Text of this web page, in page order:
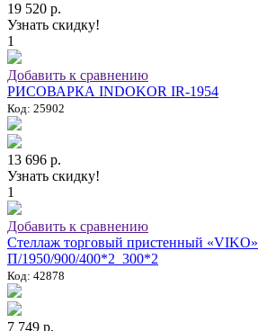
19 520 р.
Узнать скидку!
1
Добавить к сравнению
РИСОВАРКА INDOKOR IR-1954
Код: 25902
13 696 р.
Узнать скидку!
1
Добавить к сравнению
Стеллаж торговый пристенный «VIKO»
П/1950/900/400*2_300*2
Код: 42878
7 749 р.